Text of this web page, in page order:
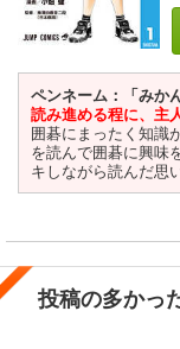
ペンネーム：「みか
読み進める程に、主
囲碁にまったく知識
を読んで囲碁に興味
キしながら読んだ思
投稿の多かっ